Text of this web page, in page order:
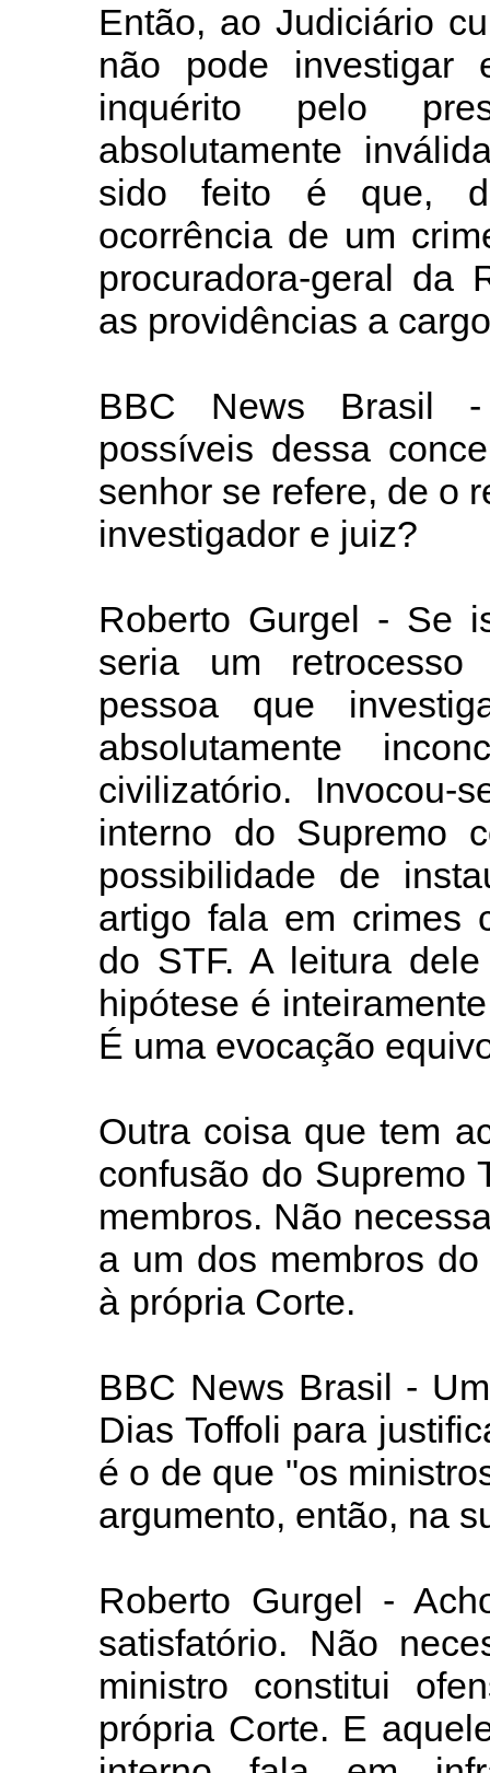
Então, ao Judiciário
não pode investigar
inquérito pelo
absolutamente
sido feito é que,
ocorrência de um
procuradora-geral da
as providências a
BBC News Brasil -
possíveis dessa
senhor se refere, de o
investigador e juiz?
Roberto Gurgel - Se
seria um
pessoa que
absolutamente
civilizatório.
interno do Supremo
possibilidade de
artigo fala em crimes
do STF. A leitura
hipótese é
É uma evocação
Outra coisa que tem
confusão do Supremo
membros. Não
a um dos membros
à própria Corte.
BBC News Brasil -
Dias Toffoli para
é o de que "os
argumento, então, na
Roberto Gurgel -
satisfatório. Não
ministro constitui
própria Corte. E